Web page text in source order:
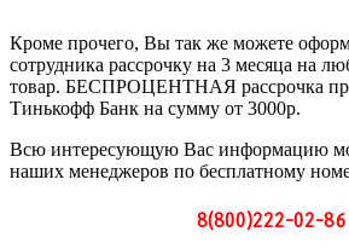
Кроме прочего, Вы так же можете
сотрудника рассрочку на 3 месяца на
товар. БЕСПРОЦЕНТНАЯ рассрочка
Тинькофф Банк на сумму от 3000р.
Всю интересующую Вас информацию
наших менеджеров по бесплатному
8(800)222-02-86